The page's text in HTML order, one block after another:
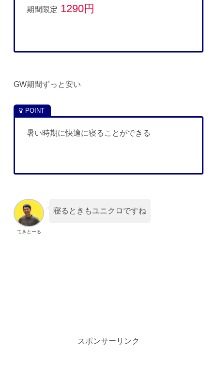
期間限定 1290円
GW期間ずっと安い
暑い時期に快適に寝ることができる
てきとーる
寝るときもユニクロですね
スポンサーリンク